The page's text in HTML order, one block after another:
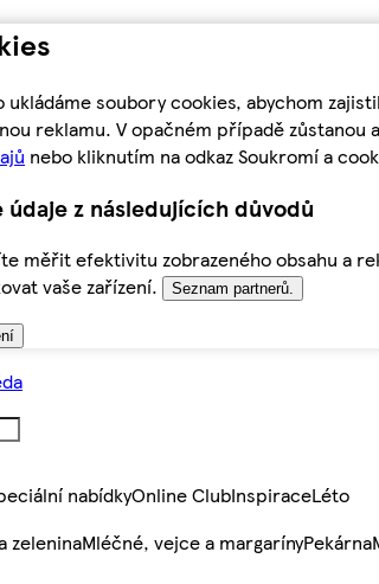
ukládáme soubory cookies, abychom
reklamu. V opačném případě
nebo kliknutím na odkaz Soukromí a
z následujících důvodů
měřit efektivitu zobrazeného obsahu a
vaše zařízení.
Seznam partnerů.
nabídkyOnline ClubInspiraceLéto
zeleninaMléčné, vejce a margarínyPekárna